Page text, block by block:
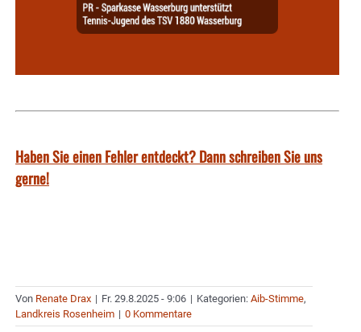
Haben Sie einen Fehler entdeckt? Dann schreiben Sie uns
gerne!
Von Renate Drax | Fr. 29.8.2025 - 9:06 | Kategorien: Aib-Stimme,
Landkreis Rosenheim | 0 Kommentare